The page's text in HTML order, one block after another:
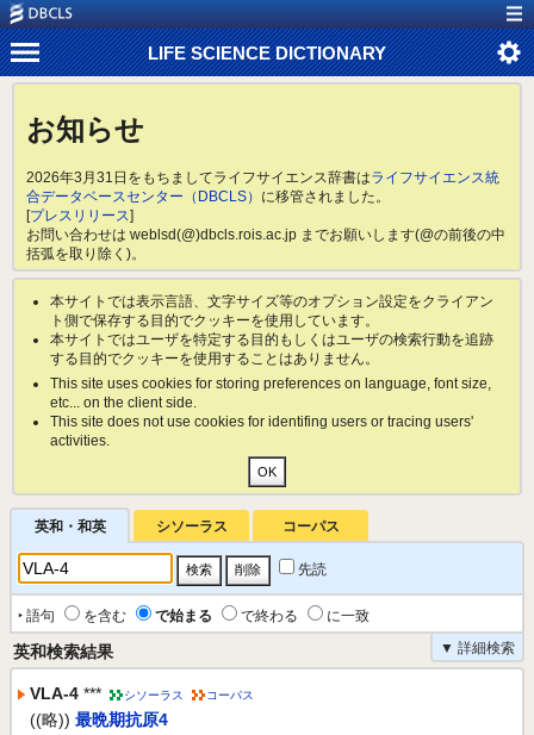
LIFE SCIENCE DICTIONARY
お知らせ
2026年3月31日をもちましてライフサイエンス辞書はライフサイエンス統
合データベースセンター（DBCLS） に移管されました。
[プレスリリース]
お問い合わせは weblsd(@)dbcls.rois.ac.jp までお願いします(@の前後の中
括弧を取り除く)。
本サイトでは表示言語、文字サイズ等のオプション設定をクライアン
ト側で保存する目的でクッキーを使用しています。
本サイトではユーザを特定する目的もしくはユーザの検索行動を追跡
する目的でクッキーを使用することはありません。
This site uses cookies for storing preferences on language, font size,
etc... on the client side.
This site does not use cookies for identifing users or tracing users'
activities.
英和・和英 シソーラス コーパス
先読
‣ 語句 を含む で始まる で終わる
に一致
▼ 詳細検索
英和検索結果
VLA-4 *** シソーラス コーパス
((略)) 最晩期抗原4